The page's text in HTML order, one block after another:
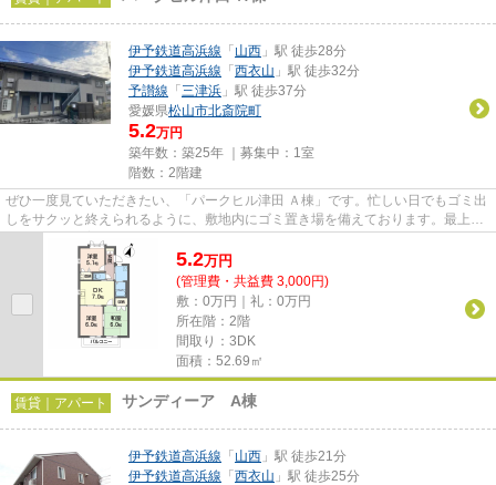
伊予鉄道高浜線 「 山西 」駅 徒歩28分
伊予鉄道高浜線 「 西衣山 」駅 徒歩32分
予讃線 「 三津浜 」駅 徒歩37分
愛媛県松山市北斎院町
5.2万円
築年数：築25年 ｜募集中： 1室
階数：2階建
ぜひ一度見ていただきたい、「パークヒル津田 Ａ棟」です。忙しい日でもゴミ出
しをサクッと終えられるように、敷地内にゴミ置き場を備えております。最上階
の物件です。普段からパソコ...
5.2万円
(管理費・共益費 3,000円)
敷：0万円｜礼：0万円
所在階：2階
間取り：3DK
面積：52.69㎡
賃貸｜アパート サンディーア A棟
伊予鉄道高浜線 「 山西 」駅 徒歩21分
伊予鉄道高浜線 「 西衣山 」駅 徒歩25分